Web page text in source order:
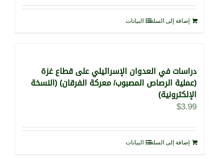
إضافة إلى السلة البيانات
دراسات في العدوان الإسرائيلي على قطاع غزة
(عملية الرصاص المصبوب/ معركة الفرقان) (النسخة
الإلكترونية)
$3.99
إضافة إلى السلة البيانات